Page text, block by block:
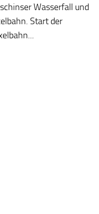
Wasserfall und
Start der